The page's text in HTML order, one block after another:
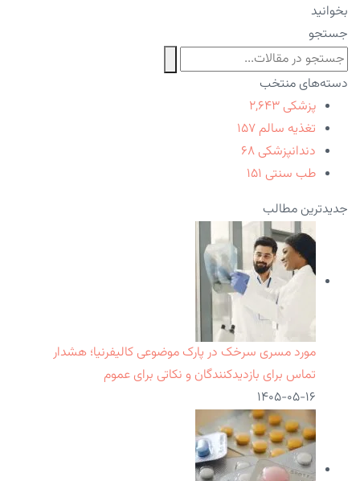
بخوانید
جستجو
دسته‌های منتخب
پزشکی ۲,۶۴۳
تغذیه سالم ۱۵۷
دندانپزشکی ۶۸
طب سنتی ۱۵۱
جدیدترین مطالب
مورد مسری سرخک در پارک موضوعی کالیفرنیا؛ هشدار
تماس برای بازدیدکنندگان و نکاتی برای عموم
۱۴۰۵-۰۵-۱۶